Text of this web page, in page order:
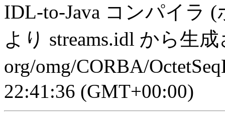
IDL-to-Java コンパイラ
より streams.idl から生
org/omg/CORBA/
22:41:36 (GMT+00:00)